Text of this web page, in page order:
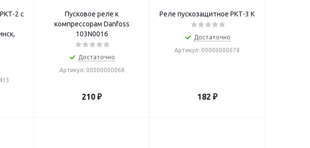
2 с
Пусковое реле к
компрессорам Danfoss
103N0016
Достаточно
Артикул: 00000000068
210 ₽
Реле пускозащитное РКТ-3 К
Достаточно
Артикул: 00000000078
182 ₽